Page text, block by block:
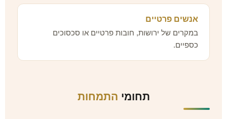
אנשים פרטיים
במקרים של ירושות, חובות פרטיים או סכסוכים
כספיים.
תחומי התמחות